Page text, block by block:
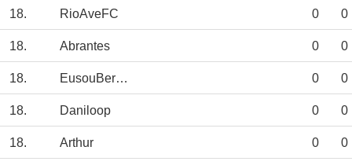
18. RioAveFC 0 0
18. Abrantes 0 0
18. EusouBernardo 0 0
18. Daniloop 0 0
18. Arthur 0 0